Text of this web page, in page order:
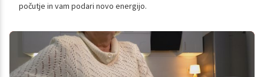
počutje in vam podari novo energijo.